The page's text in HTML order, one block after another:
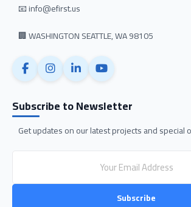
📧 info@efirst.us
🏢 WASHINGTON SEATTLE, WA 98105
Subscribe to Newsletter
Get updates on our latest projects and special
Subscribe